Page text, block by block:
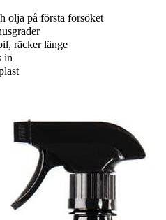
olja på första försöket
räcker länge
in